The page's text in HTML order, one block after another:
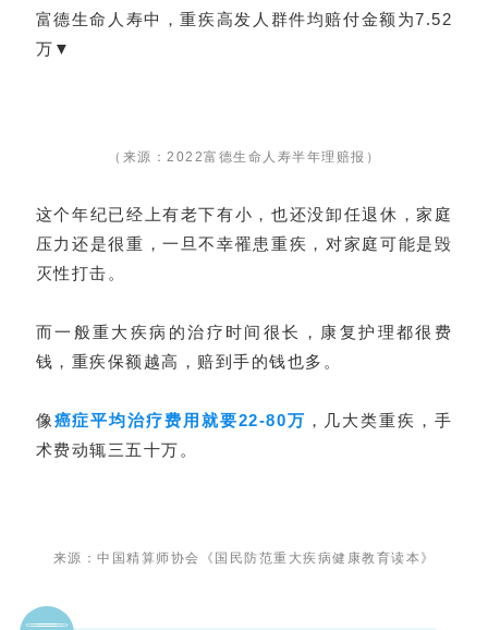
富德生命人寿中，重疾高发人群件均赔付金额为7.52
万▼
（来源：2022富德生命人寿半年理赔报）
这个年纪已经上有老下有小，也还没卸任退休，家庭
压力还是很重，一旦不幸罹患重疾，对家庭可能是毁
灭性打击。
而一般重大疾病的治疗时间很长，康复护理都很费
钱，重疾保额越高，赔到手的钱也多。
像癌症平均治疗费用就要22-80万 ，几大类重疾，手
术费动辄三五十万。
来源：中国精算师协会《国民防范重大疾病健康教育读本》